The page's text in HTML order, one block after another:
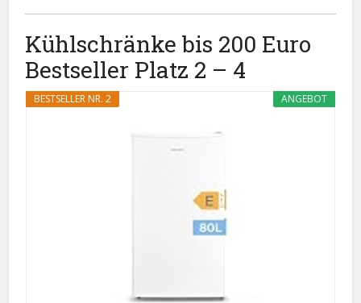
Kühlschränke bis 200 Euro
Bestseller Platz 2 – 4
ANGEBOT
BESTSELLER NR. 2